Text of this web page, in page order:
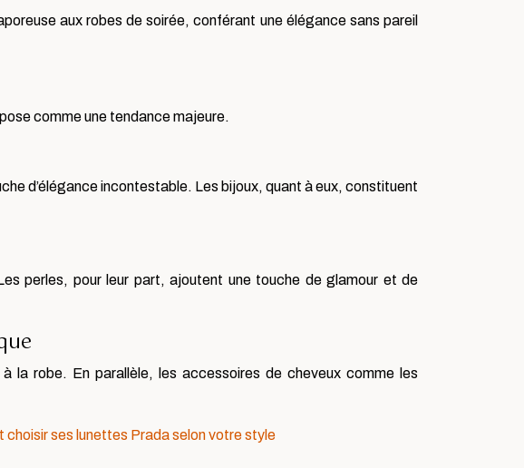
aux robes de soirée, conférant une élégance sans pareil
comme une tendance majeure.
d’élégance incontestable. Les bijoux, quant à eux, constituent
perles, pour leur part, ajoutent une touche de glamour et de
la robe. En parallèle, les accessoires de cheveux comme les
choisir ses lunettes Prada selon votre style